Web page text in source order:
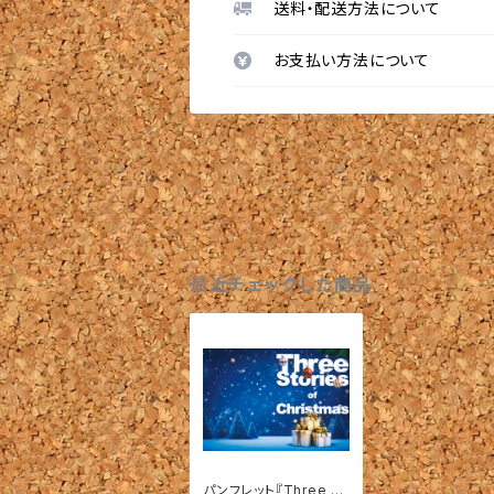
送料・配送方法について
お支払い方法について
最近チェックした商品
パンフレット『Three St